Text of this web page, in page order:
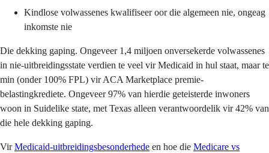
Kindlose volwassenes kwalifiseer oor die algemeen nie, ongeag
inkomste nie
Die dekking gaping. Ongeveer 1,4 miljoen onversekerde volwassenes
in nie-uitbreidingsstate verdien te veel vir Medicaid in hul staat, maar te
min (onder 100% FPL) vir ACA Marketplace premie-
belastingkrediete. Ongeveer 97% van hierdie geteisterde inwoners
woon in Suidelike state, met Texas alleen verantwoordelik vir 42% van
die hele dekking gaping.
VirMedicaid-uitbreidingsbesonderhede en hoe die Medicare vs